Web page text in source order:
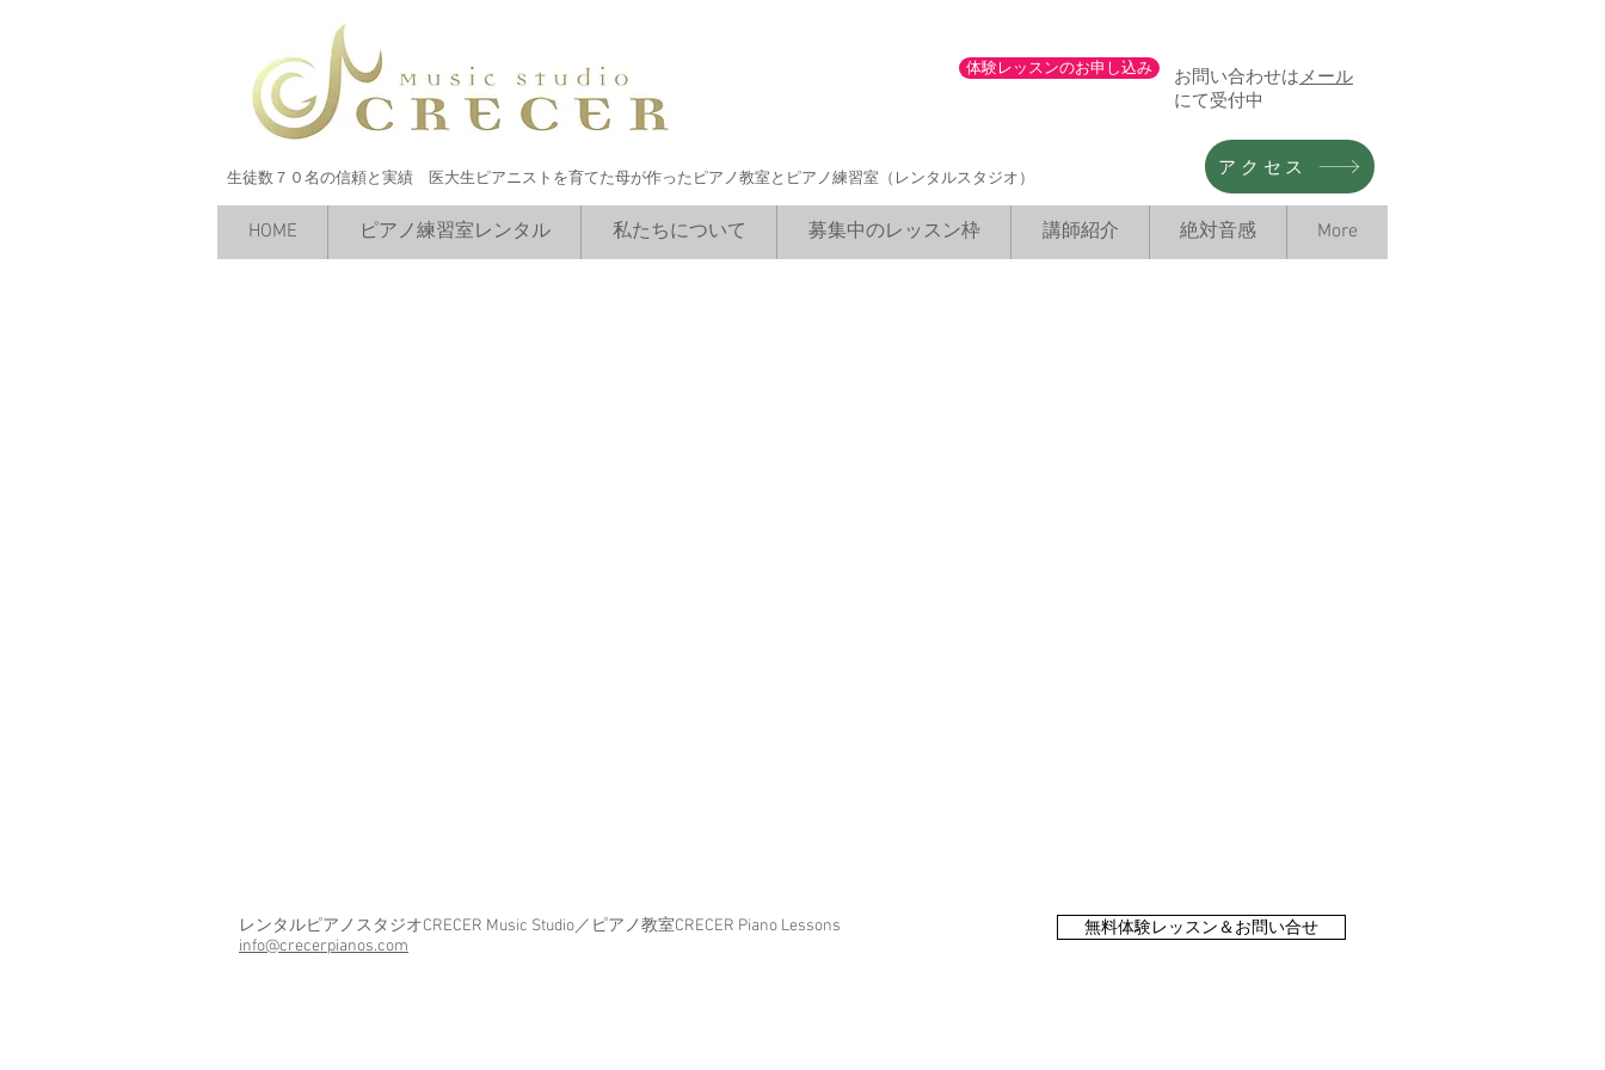
体験レッスンのお申し込み
生徒数７０名の信頼と実績 医大生ピアニストを育てた母が作ったピアノ教室とピアノ練習室（レンタルスタジオ）
お問い合わせはメール
にて受付中
アクセス
HOME ピアノ練習室レンタル 私たちについて 募集中のレッスン枠 講師紹介 絶対音感 More
レンタルピアノスタジオCRECER Music Studio／ピアノ教室CRECER Piano Lessons
info@crecerpianos.com
無料体験レッスン＆お問い合せ